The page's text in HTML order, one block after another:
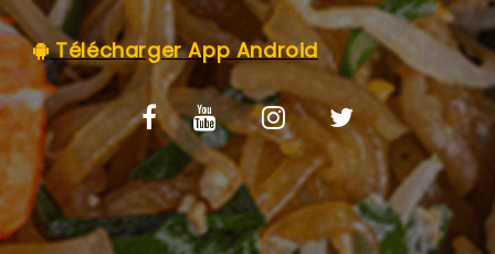
Télécharger App Android